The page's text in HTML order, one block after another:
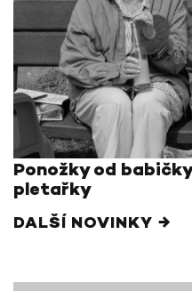
DALŠÍ NOVINKY →
Ponožky od
pletařky